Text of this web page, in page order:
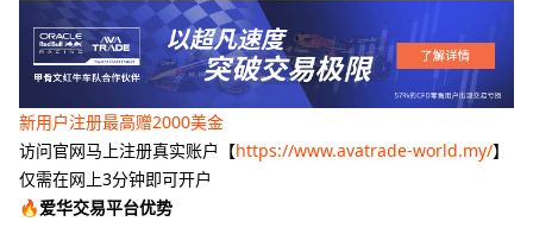
新用户注册最高赠2000美金
访问官网马上注册真实账户【https://www.avatrade-world.my/】
仅需在网上3分钟即可开户
🔥爱华交易平台优势